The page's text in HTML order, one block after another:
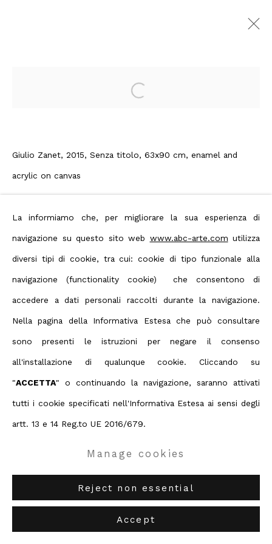
12 - 30 Gennaio 2016
Genova
Foto esposizione
Press
Editoria
Privacy Policy
Manage cookies
Terms & Conditions
Contact us on Whatsapp
Diritti d'autore 2026 ABC ARTE
ABC-ARTE via XX Settembre 11/A, 16121 Genova
ABC-ARTE ONE OF via Santa Croce 21, 20122 Milano
La informiamo che, per migliorare la sua esperienza di
navigazione su questo sito web www.abc-arte.com utilizza
diversi tipi di cookie, tra cui: cookie di tipo funzionale alla
navigazione (functionality cookie) che consentono di
accedere a dati personali raccolti durante la navigazione.
Nella pagina della Informativa Estesa che può consultare
sono presenti le istruzioni per negare il consenso
all'installazione di qualunque cookie. Cliccando su
"ACCETTA" o continuando la navigazione, saranno attivati
tutti i cookie specificati nell'Informativa Estesa ai sensi degli
artt. 13 e 14 Reg.to UE 2016/679.
Manage cookies
Reject non essential
Accept
Open a larger version of the
Giulio Zanet, 2015, Senza titolo, 63x90 cm, enamel and
acrylic on canvas
Condividi
Artista collegato
Giulio Zanet